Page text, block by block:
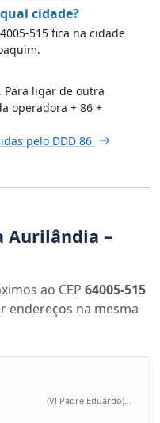
cidade?
515 fica na cidade
. Para ligar de outra
operadora + 86 +
pelo DDD 86
Aurilândia –
ao CEP 64005-515
endereços na mesma
(Vl Padre Eduardo)...